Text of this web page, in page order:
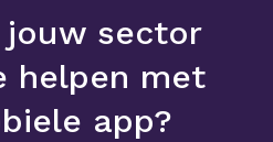
jouw sector
helpen met
app?